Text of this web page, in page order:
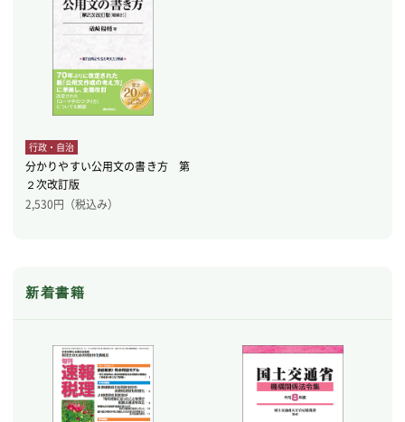
行政・自治
分かりやすい公用文の書き方 第
２次改訂版
2,530円（税込み）
新着書籍